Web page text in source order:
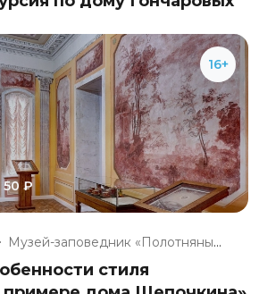
16+
50 ₽
Музей-заповедник «Полотняный З...
стиля